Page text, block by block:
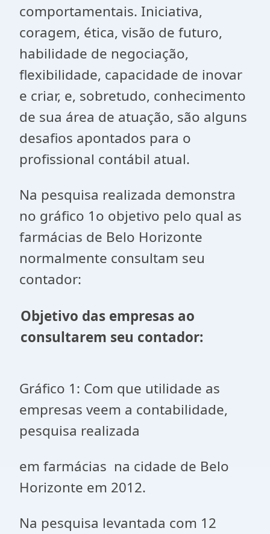
comportamentais. Iniciativa,
coragem, ética, visão de futuro,
habilidade de negociação,
flexibilidade, capacidade de inovar
e criar, e, sobretudo, conhecimento
de sua área de atuação, são alguns
desafios apontados para o
profissional contábil atual.
Na pesquisa realizada demonstra
no gráfico 1o objetivo pelo qual as
farmácias de Belo Horizonte
normalmente consultam seu
contador:
Objetivo das empresas ao
consultarem seu contador:
Gráfico 1: Com que utilidade as
empresas veem a contabilidade,
pesquisa realizada
em farmácias na cidade de Belo
Horizonte em 2012.
Na pesquisa levantada com 12